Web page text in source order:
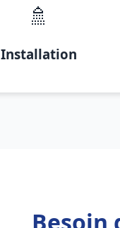
🚿
Installation